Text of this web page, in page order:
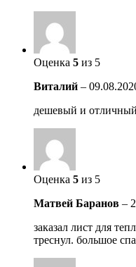
Оценка 5 из 5
Виталий –
дешевый и
Оценка 5 из 5
Матвей Баранов –
заказал лист для
треснул. большое